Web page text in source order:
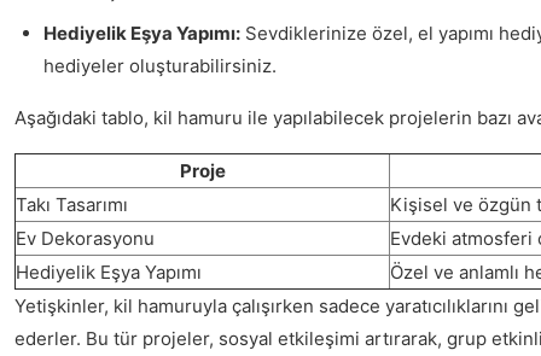
Hediyelik Eşya Yapımı: Sevdiklerinize özel, el yapımı
hediyeler oluşturabilirsiniz.
Aşağıdaki tablo, kil hamuru ile yapılabilecek projelerin bazı
Proje
Takı Tasarımı
Kişisel ve özgün
Ev Dekorasyonu
Evdeki atmosferi
Hediyelik Eşya Yapımı
Özel ve anlamlı
Yetişkinler, kil hamuruyla çalışırken sadece yaratıcılıklarını
ederler. Bu tür projeler, sosyal etkileşimi artırarak, grup